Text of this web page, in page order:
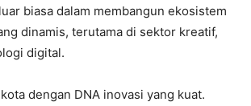
biasa dalam membangun ekosistem
dinamis, terutama di sektor kreatif,
digital.
dengan DNA inovasi yang kuat.